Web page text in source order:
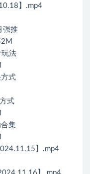
】.mp4
强推
玩法
式
式
集
】.mp4